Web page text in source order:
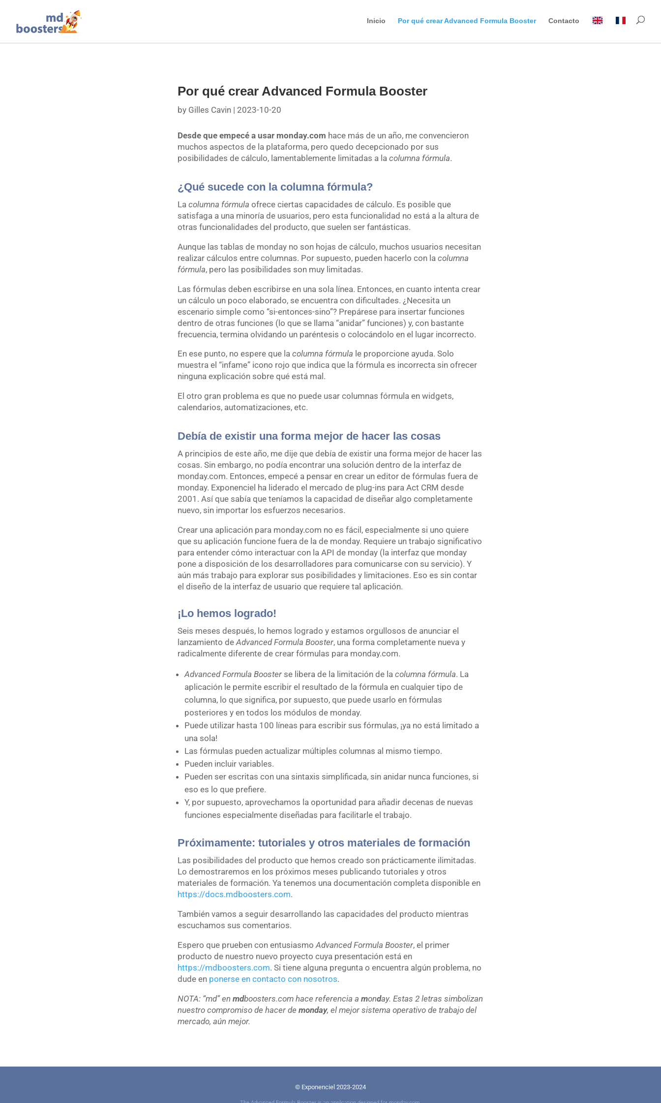
Inicio Por qué crear Advanced Formula Booster Contacto
Por qué crear Advanced Formula Booster
by Gilles Cavin |2023-10-20
Desde que empecé a usar monday.com hace más de un año, me convencieron
muchos aspectos de la plataforma, pero quedo decepcionado por sus
posibilidades de cálculo, lamentablemente limitadas a lacolumna fórmula.
¿Qué sucede con la columna fórmula?
Lacolumna fórmula ofrece ciertas capacidades de cálculo. Es posible que
satisfaga a una minoría de usuarios, pero esta funcionalidad no está a la altura de
otras funcionalidades del producto, que suelen ser fantásticas.
Aunque las tablas de monday no son hojas de cálculo, muchos usuarios necesitan
realizar cálculos entre columnas. Por supuesto, pueden hacerlo con lacolumna
fórmula, pero las posibilidades son muy limitadas.
Las fórmulas deben escribirse en una sola línea. Entonces, en cuanto intenta crear
un cálculo un poco elaborado, se encuentra con dificultades. ¿Necesita un
escenario simple como “si-entonces-sino”? Prepárese para insertar funciones
dentro de otras funciones (lo que se llama “anidar” funciones) y, con bastante
frecuencia, termina olvidando un paréntesis o colocándolo en el lugar incorrecto.
En ese punto, no espere que lacolumna fórmula le proporcione ayuda. Solo
muestra el “infame” icono rojo que indica que la fórmula es incorrecta sin ofrecer
ninguna explicación sobre qué está mal.
El otro gran problema es que no puede usar columnas fórmula en widgets,
calendarios, automatizaciones, etc.
Debía de existir una forma mejor de hacer las cosas
A principios de este año, me dije que debía de existir una forma mejor de hacer las
cosas. Sin embargo, no podía encontrar una solución dentro de la interfaz de
monday.com. Entonces, empecé a pensar en crear un editor de fórmulas fuera de
monday. Exponenciel ha liderado el mercado de plug-ins para Act CRM desde
2001. Así que sabía que teníamos la capacidad de diseñar algo completamente
nuevo, sin importar los esfuerzos necesarios.
Crear una aplicación para monday.com no es fácil, especialmente si uno quiere
que su aplicación funcione fuera de la de monday. Requiere un trabajo significativo
para entender cómo interactuar con la API de monday (la interfaz que monday
pone a disposición de los desarrolladores para comunicarse con su servicio). Y
aún más trabajo para explorar sus posibilidades y limitaciones. Eso es sin contar
el diseño de la interfaz de usuario que requiere tal aplicación.
¡Lo hemos logrado!
Seis meses después, lo hemos logrado y estamos orgullosos de anunciar el
lanzamiento deAdvanced Formula Booster, una forma completamente nueva y
radicalmente diferente de crear fórmulas para monday.com.
Advanced Formula Booster se libera de la limitación de lacolumna fórmula. La
aplicación le permite escribir el resultado de la fórmula en cualquier tipo de
columna, lo que significa, por supuesto, que puede usarlo en fórmulas
posteriores y en todos los módulos de monday.
Puede utilizar hasta 100 líneas para escribir sus fórmulas, ¡ya no está limitado a
una sola!
Las fórmulas pueden actualizar múltiples columnas al mismo tiempo.
Pueden incluir variables.
Pueden ser escritas con una sintaxis simplificada, sin anidar nunca funciones, si
eso es lo que prefiere.
Y, por supuesto, aprovechamos la oportunidad para añadir decenas de nuevas
funciones especialmente diseñadas para facilitarle el trabajo.
Próximamente: tutoriales y otros materiales de formación
Las posibilidades del producto que hemos creado son prácticamente ilimitadas.
Lo demostraremos en los próximos meses publicando tutoriales y otros
materiales de formación. Ya tenemos una documentación completa disponible en
https://docs.mdboosters.com.
También vamos a seguir desarrollando las capacidades del producto mientras
escuchamos sus comentarios.
Espero que prueben con entusiasmoAdvanced Formula Booster, el primer
producto de nuestro nuevo proyecto cuya presentación está en
https://mdboosters.com. Si tiene alguna pregunta o encuentra algún problema, no
dude en ponerse en contacto con nosotros.
NOTA: “md” enmdboosters.com hace referencia amonday.Estas 2 letras simbolizan
nuestro compromiso de hacer demonday, el mejor sistema operativo de trabajo del
mercado, aún mejor.
© Exponenciel 2023-2024